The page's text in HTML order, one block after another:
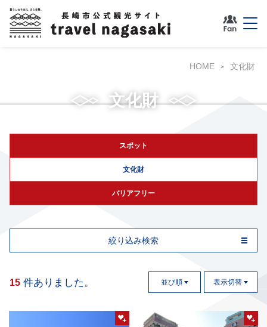
HOME 文化財
文化財
スポット
文化財
バリアフリー
絞り込み検索
15 件ありました。 並び順 表示切替